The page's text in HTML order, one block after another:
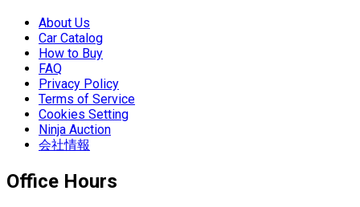
About Us
Car Catalog
How to Buy
FAQ
Privacy Policy
Terms of Service
Cookies Setting
Ninja Auction
会社情報
Office Hours